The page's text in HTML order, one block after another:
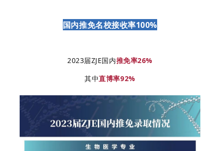
国内推免名校接收率100%
2023届ZJE国内推免率26%
其中直博率92%